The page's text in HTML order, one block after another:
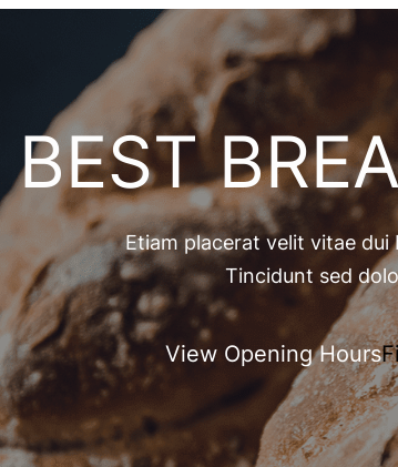
BEST
Etiam placerat velit vitae
Tincidunt sed
View Opening Hours